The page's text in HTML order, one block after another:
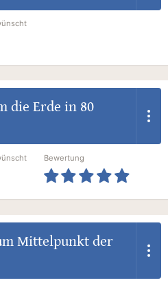
die Erde in 80
Bewertung
Mittelpunkt der